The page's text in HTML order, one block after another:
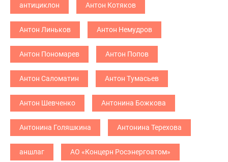
антициклон Антон Котяков
Антон Линьков Антон Немудров
Антон Пономарев Антон Попов
Антон Саломатин Антон Тумасьев
Антон Шевченко Антонина Божкова
Антонина Голяшкина Антонина Терехова
аншлаг АО «Концерн Росэнергоатом»